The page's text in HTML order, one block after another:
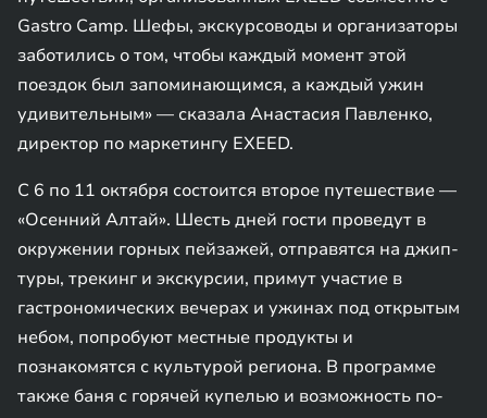
Gastro Camp. Шефы, экскурсоводы и организаторы
заботились о том, чтобы каждый момент этой
поездок был запоминающимся, а каждый ужин
удивительным» — сказала Анастасия Павленко,
директор по маркетингу EXEED.
С 6 по 11 октября состоится второе путешествие —
«Осенний Алтай». Шесть дней гости проведут в
окружении горных пейзажей, отправятся на джип-
туры, трекинг и экскурсии, примут участие в
гастрономических вечерах и ужинах под открытым
небом, попробуют местные продукты и
познакомятся с культурой региона. В программе
также баня с горячей купелью и возможность по-